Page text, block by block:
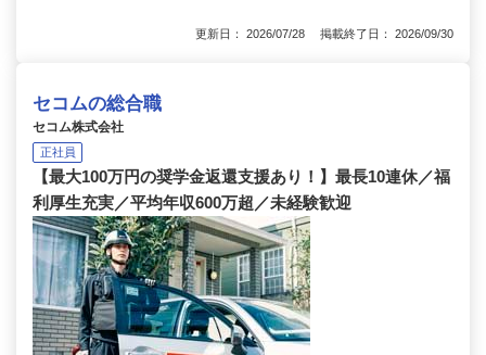
更新日： 2026/07/28 掲載終了日： 2026/09/30
セコムの総合職
セコム株式会社
正社員
【最大100万円の奨学金返還支援あり！】最長10連休／福
利厚生充実／平均年収600万超／未経験歓迎